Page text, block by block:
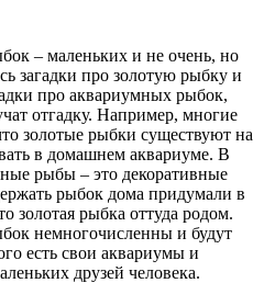
– маленьких и не очень, но
загадки про золотую рыбку и
про аквариумных рыбок,
отгадку. Например, многие
золотые рыбки существуют на
в домашнем аквариуме. В
рыбы – это декоративные
рыбок дома придумали в
золотая рыбка оттуда родом.
немногочисленны и будут
есть свои аквариумы и
друзей человека.